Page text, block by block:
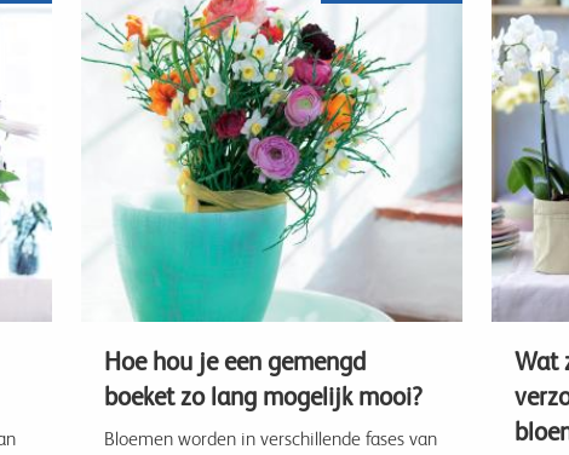
Hoe hou je een gemengd
boeket zo lang mogelijk mooi?
Bloemen worden in verschillende fases van
Wat